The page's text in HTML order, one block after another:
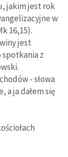
jakim jest rok
w
16,15).
jest
z
- słowa
a ja dałem się